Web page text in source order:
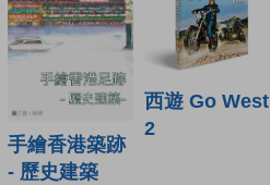
手繪香港築跡
- 歷史建築
西遊 Go West
2